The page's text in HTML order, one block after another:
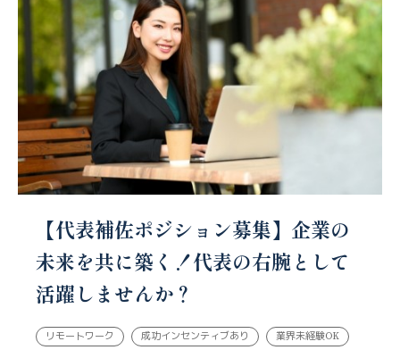
【代表補佐ポジション募集】企業の
未来を共に築く！代表の右腕として
活躍しませんか？
リモートワーク 成功インセンティブあり 業界未経験OK